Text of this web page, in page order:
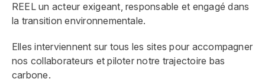
REEL un acteur exigeant, responsable et engagé dans
la transition environnementale.
Elles interviennent sur tous les sites pour accompagner
nos collaborateurs et piloter notre trajectoire bas
carbone.